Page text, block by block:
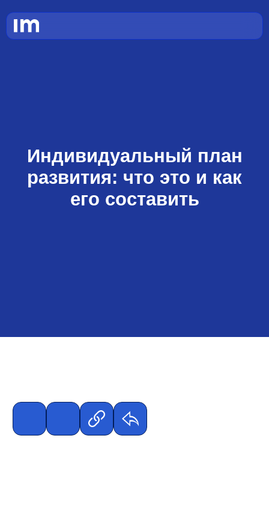
Индивидуальный план развития в компании (ИПР)
– это инструмент управления персоналом,
который помогает сотруднику и руководству
определить цели, задачи и шаги по развитию